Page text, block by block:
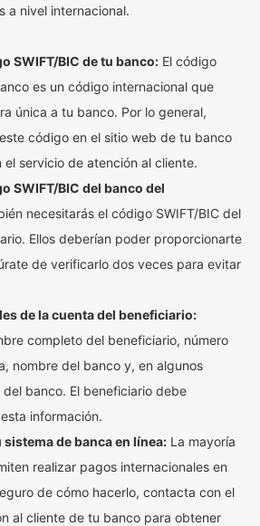
a nivel internacional.
SWIFT/BIC de tu banco: El código
es un código internacional que
única a tu banco. Por lo general,
código en el sitio web de tu banco
servicio de atención al cliente.
SWIFT/BIC del banco del
necesitarás el código SWIFT/BIC del
Ellos deberían poder proporcionarte
de verificarlo dos veces para evitar
de la cuenta del beneficiario:
completo del beneficiario, número
nombre del banco y, en algunos
banco. El beneficiario debe
información.
de banca en línea: La mayoría
realizar pagos internacionales en
de cómo hacerlo, contacta con el
al cliente de tu banco para obtener